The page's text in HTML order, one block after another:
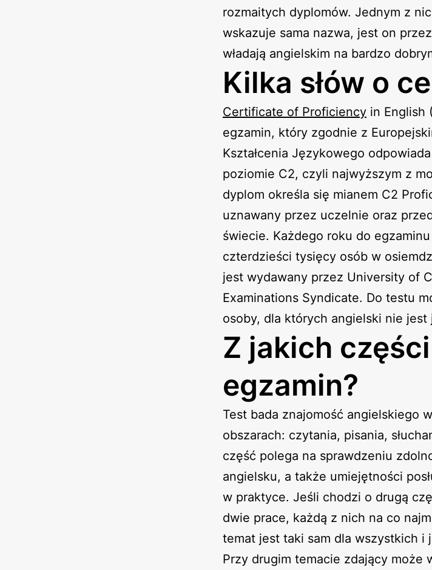
rozmaitych dyplomów. Jednym z
wskazuje sama nazwa, jest on
władają angielskim na bardzo
Kilka słów o
Certificate of Proficiency in English
egzamin, który zgodnie z
Kształcenia Językowego
poziomie C2, czyli najwyższym z
dyplom określa się mianem C2
uznawany przez uczelnie oraz
świecie. Każdego roku do
czterdzieści tysięcy osób w
jest wydawany przez University of
Examinations Syndicate. Do testu
osoby, dla których angielski nie
Z jakich
egzamin?
Test bada znajomość angielskiego
obszarach: czytania, pisania,
część polega na sprawdzeniu
angielsku, a także umiejętności
w praktyce. Jeśli chodzi o drugą
dwie prace, każdą z nich na co
temat jest taki sam dla wszystkich i
Przy drugim temacie zdający może